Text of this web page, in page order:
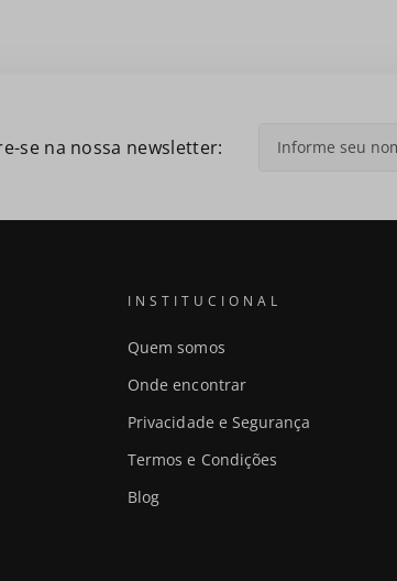
se na nossa newsletter:
INSTITUCIONAL
Quem somos
Onde encontrar
Privacidade e Segurança
Termos e Condições
Blog